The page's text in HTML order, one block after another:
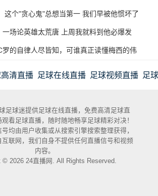
这个"贪心鬼"总想当第一 我们早被他惯坏了
一场论英雄太荒唐 上周我就料到他必爆发
的自律人尽皆知，可谁真正读懂梅西的伟
高清直播 足球在线直播 足球视频直播 足
足球迷提供足球在线直播，免费高清足球直
看足球直播，随时随地畅享足球精彩对决！
均由用户收集或从搜索引擎搜索整理获得，
互联网，我们自身不提供任何直播信号和视频
内容。
© 2026 24直播网. All Rights Reserved.